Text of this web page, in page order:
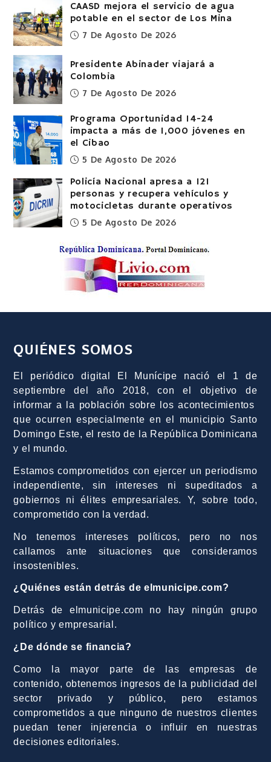
CAASD mejora el servicio de agua
potable en el sector de Los Mina
7 De Agosto De 2026
Presidente Abinader viajará a
Colombia
7 De Agosto De 2026
Programa Oportunidad 14-24
impacta a más de 1,000 jóvenes en
el Cibao
5 De Agosto De 2026
Policía Nacional apresa a 121
personas y recupera vehículos y
motocicletas durante operativos
5 De Agosto De 2026
QUIÉNES SOMOS
El periódico digital El Munícipe nació el 1 de
septiembre del año 2018, con el objetivo de
informar a la población sobre los acontecimientos
que ocurren especialmente en el municipio Santo
Domingo Este, el resto de la República Dominicana
y el mundo.
Estamos comprometidos con ejercer un periodismo
independiente, sin intereses ni supeditados a
gobiernos ni élites empresariales. Y, sobre todo,
comprometido con la verdad.
No tenemos intereses políticos, pero no nos
callamos ante situaciones que consideramos
insostenibles.
¿Quiénes están detrás de elmunicipe.com?
Detrás de elmunicipe.com no hay ningún grupo
político y empresarial.
¿De dónde se financia?
Como la mayor parte de las empresas de
contenido, obtenemos ingresos de la publicidad del
sector privado y público, pero estamos
comprometidos a que ninguno de nuestros clientes
puedan tener injerencia o influir en nuestras
decisiones editoriales.